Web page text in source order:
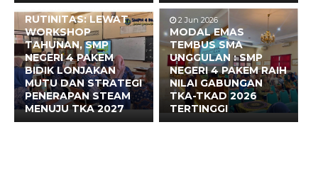
BUKAN SEKADAR
RUTINITAS: LEWAT
WORKSHOP
TAHUNAN, SMP
NEGERI 4 PAKEM
BIDIK LONJAKAN
MUTU DAN STRATEGI
PENERAPAN STEAM
MENUJU TKA 2027
2 Jun 2026
MODAL EMAS
TEMBUS SMA
UNGGULAN : SMP
NEGERI 4 PAKEM RAIH
NILAI GABUNGAN
TKA-TKAD 2026
TERTINGGI